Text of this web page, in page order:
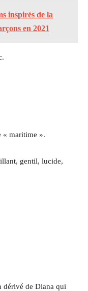
inspirés de la
en 2021
« maritime ».
gentil, lucide,
dérivé de Diana qui